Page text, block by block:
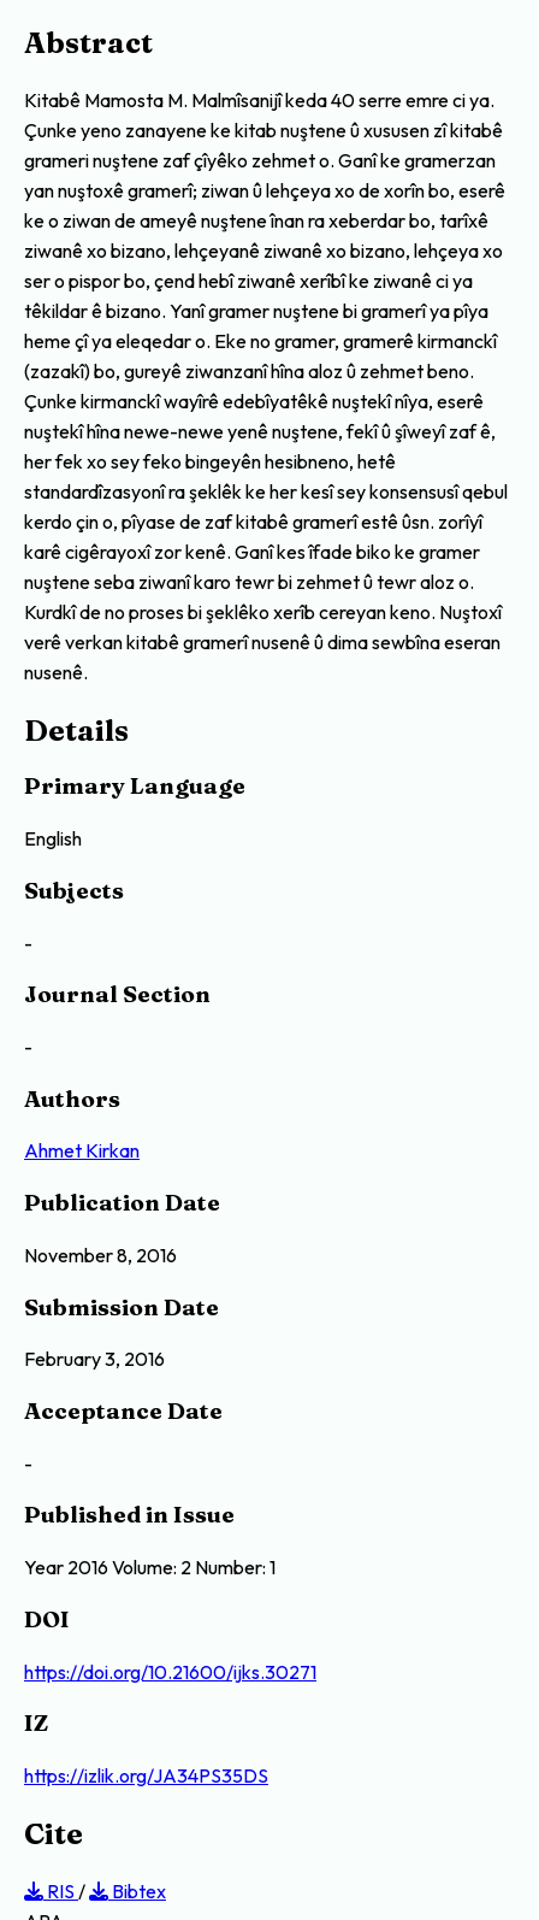
Abstract
Kitabê Mamosta M. Malmîsanijî keda 40 serre emre ci ya.
Çunke yeno zanayene ke kitab nuştene û xususen zî kitabê
grameri nuştene zaf çîyêko zehmet o. Ganî ke gramerzan
yan nuştoxê gramerî; ziwan û lehçeya xo de xorîn bo, eserê
ke o ziwan de ameyê nuştene înan ra xeberdar bo, tarîxê
ziwanê xo bizano, lehçeyanê ziwanê xo bizano, lehçeya xo
ser o pispor bo, çend hebî ziwanê xerîbî ke ziwanê ci ya
têkildar ê bizano. Yanî gramer nuştene bi gramerî ya pîya
heme çî ya eleqedar o. Eke no gramer, gramerê kirmanckî
(zazakî) bo, gureyê ziwanzanî hîna aloz û zehmet beno.
Çunke kirmanckî wayîrê edebîyatêkê nuştekî nîya, eserê
nuştekî hîna newe-newe yenê nuştene, fekî û şîweyî zaf ê,
her fek xo sey feko bingeyên hesibneno, hetê
standardîzasyonî ra şeklêk ke her kesî sey konsensusî qebul
kerdo çin o, pîyase de zaf kitabê gramerî estê ûsn. zorîyî
karê cigêrayoxî zor kenê. Ganî kes îfade biko ke gramer
nuştene seba ziwanî karo tewr bi zehmet û tewr aloz o.
Kurdkî de no proses bi şeklêko xerîb cereyan keno. Nuştoxî
verê verkan kitabê gramerî nusenê û dima sewbîna eseran
nusenê.
Details
Primary Language
English
Subjects
-
Journal Section
-
Authors
Ahmet Kirkan
Publication Date
November 8, 2016
Submission Date
February 3, 2016
Acceptance Date
-
Published in Issue
Year 2016 Volume: 2 Number: 1
DOI
https://doi.org/10.21600/ijks.30271
IZ
https://izlik.org/JA34PS35DS
Cite
RIS /
Bibtex